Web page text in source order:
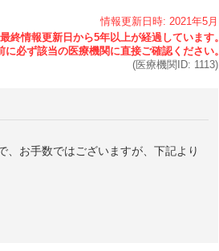
情報更新日時: 2021年5月
(医療機関ID: 1113)
、お手数ではございますが、下記より